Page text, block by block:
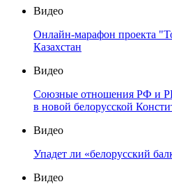
Видео
Онлайн-марафон проекта
Казахстан
Видео
Союзные отношения РФ и
в новой белорусской
Видео
Упадет ли «белорусский
Видео